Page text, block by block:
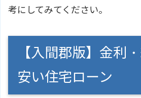
考にしてみてください。
【入間郡版】金利
安い住宅ローン